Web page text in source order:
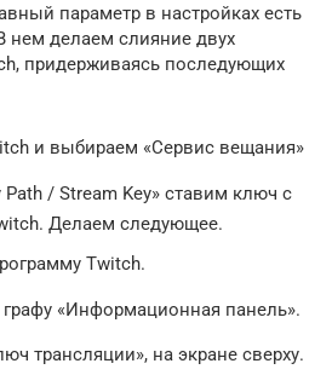
параметр в настройках есть
нем делаем слияние двух
придерживаясь последующих
и выбираем «Сервис вещания»
Path / Stream Key» ставим ключ с
Делаем следующее.
Twitch.
«Информационная панель».
трансляции», на экране сверху.